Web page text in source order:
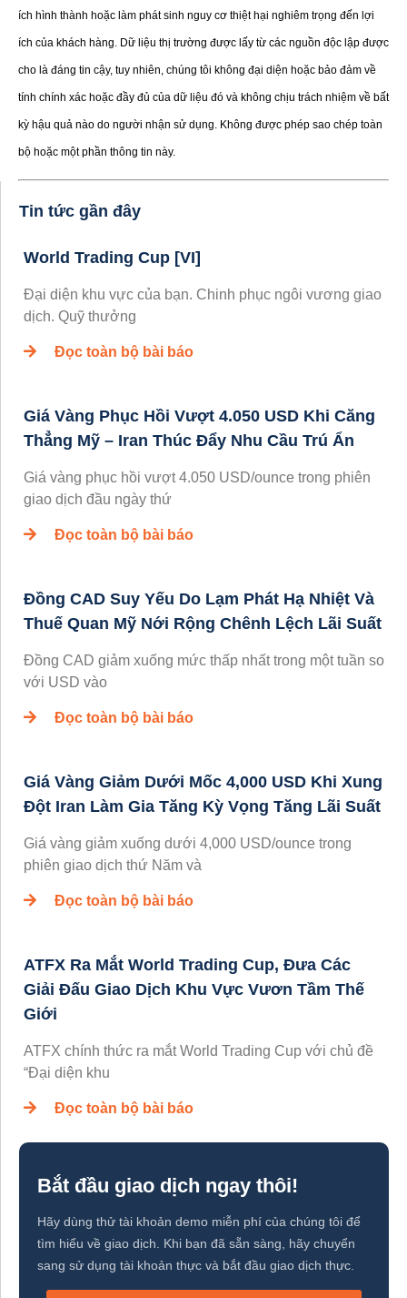
ích hình thành hoặc làm phát sinh nguy cơ thiệt hại nghiêm trọng đến lợi
ích của khách hàng. Dữ liệu thị trường được lấy từ các nguồn độc lập được
cho là đáng tin cậy, tuy nhiên, chúng tôi không đại diện hoặc bảo đảm về
tính chính xác hoặc đầy đủ của dữ liệu đó và không chịu trách nhiệm về bất
kỳ hậu quả nào do người nhận sử dụng. Không được phép sao chép toàn
bộ hoặc một phần thông tin này.
Tin tức gần đây
World Trading Cup [VI]
Đại diện khu vực của bạn. Chinh phục ngôi vương giao
dịch. Quỹ thưởng
Đọc toàn bộ bài báo
Giá Vàng Phục Hồi Vượt 4.050 USD Khi Căng
Thẳng Mỹ – Iran Thúc Đẩy Nhu Cầu Trú Ẩn
Giá vàng phục hồi vượt 4.050 USD/ounce trong phiên
giao dịch đầu ngày thứ
Đọc toàn bộ bài báo
Đồng CAD Suy Yếu Do Lạm Phát Hạ Nhiệt Và
Thuế Quan Mỹ Nới Rộng Chênh Lệch Lãi Suất
Đồng CAD giảm xuống mức thấp nhất trong một tuần so
với USD vào
Đọc toàn bộ bài báo
Giá Vàng Giảm Dưới Mốc 4,000 USD Khi Xung
Đột Iran Làm Gia Tăng Kỳ Vọng Tăng Lãi Suất
Giá vàng giảm xuống dưới 4,000 USD/ounce trong
phiên giao dịch thứ Năm và
Đọc toàn bộ bài báo
ATFX Ra Mắt World Trading Cup, Đưa Các
Giải Đấu Giao Dịch Khu Vực Vươn Tầm Thế
Giới
ATFX chính thức ra mắt World Trading Cup với chủ đề
“Đại diện khu
Đọc toàn bộ bài báo
Bắt đầu giao dịch ngay thôi!
Hãy dùng thử tài khoản demo miễn phí của chúng tôi để
tìm hiểu về giao dịch. Khi bạn đã sẵn sàng, hãy chuyển
sang sử dụng tài khoản thực và bắt đầu giao dịch thực.